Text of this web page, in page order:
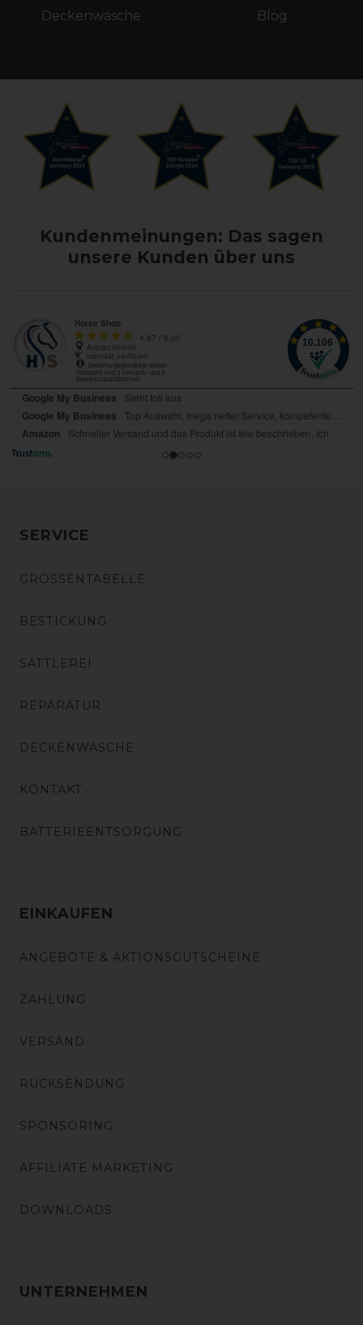
Deckenwäsche Blog
Kundenmeinungen: Das sagen
unsere Kunden über uns
SERVICE
GRÖSSENTABELLE
BESTICKUNG
SATTLEREI
REPARATUR
DECKENWÄSCHE
KONTAKT
BATTERIEENTSORGUNG
EINKAUFEN
ANGEBOTE & AKTIONSGUTSCHEINE
ZAHLUNG
VERSAND
RÜCKSENDUNG
SPONSORING
AFFILIATE MARKETING
DOWNLOADS
UNTERNEHMEN